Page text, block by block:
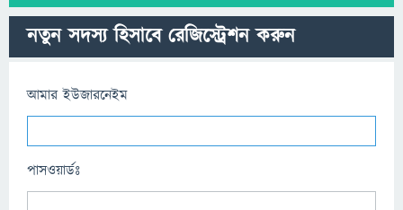
নতুন সদস্য হিসাবে রেজিস্ট্রেশন করুন
আমার ইউজারনেইম
পাসওয়ার্ডঃ